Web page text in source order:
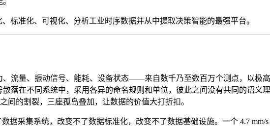
标准化、可视化、分析工业时序数据并从中提取决策智能的最强平台。
流量、振动信号、能耗、设备状态——来自数千乃至数百万个测点，以极
落在不同系统中，采用各异的命名规则和单位，彼此之间没有共同的语
间的割裂，三座孤岛叠加，让数据的价值大打折扣。
据采集系统，改变不了数据标准化，改变不了数据基础设施。一个 4.7